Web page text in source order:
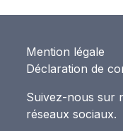
Mention légale
Déclaration de
Suivez-nous sur
réseaux sociaux.